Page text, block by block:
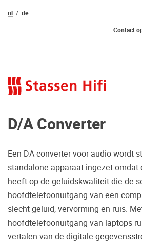
Nog geen keuze
gemaakt?
Waarom komt u niet bij
Zo maakt u zeker de juiste
nl
de
Contact
D/A Converter
Een DA converter voor audio wordt
standalone apparaat ingezet omdat
heeft op de geluidskwaliteit die de
hoofdtelefoonuitgang van een
slecht geluid, vervorming en ruis.
hoofdtelefoonuitgang van laptops
vertalen van de digitale